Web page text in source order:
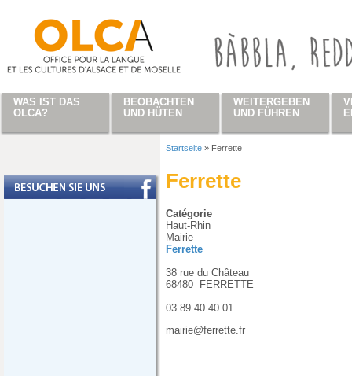
Startseite » Ferrette
Ferrette
Catégorie
Haut-Rhin
Mairie
Ferrette
38 rue du Château
68480
FERRETTE
03 89 40 40 01
mairie@ferrette.fr
WAS IST DAS
OLCA?
BEOBACHTEN
UND HÜTEN
WEITERGEBEN
UND FÜHREN